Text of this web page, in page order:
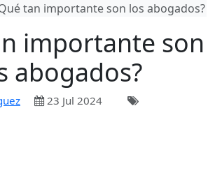
tan importante son los abogados?
importante son
abogados?
23 Jul 2024